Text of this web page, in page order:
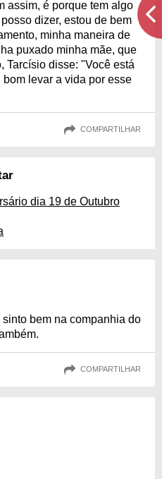
assim, é porque tem algo
dizer, estou de bem
minha maneira de
puxado minha mãe, que
Tarcísio disse: "Você está
levar a vida por esse
COMPARTILHAR
dia 19 de Outubro
bem na companhia do
COMPARTILHAR